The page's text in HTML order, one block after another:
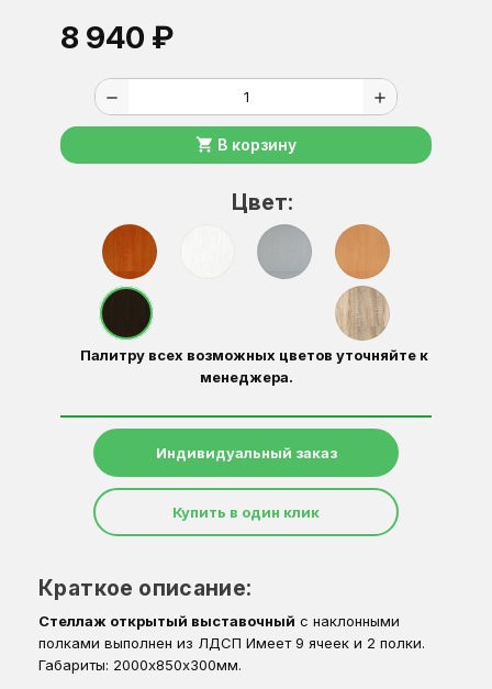
8 940 ₽
remove add
shopping_cart В корзину
Цвет:
Палитру всех возможных цветов уточняйте к
менеджера.
Индивидуальный заказ
Купить в один клик
Краткое описание:
Стеллаж открытый выставочный с наклонными
полками выполнен из ЛДСП Имеет 9 ячеек и 2 полки.
Габариты: 2000х850х300мм.